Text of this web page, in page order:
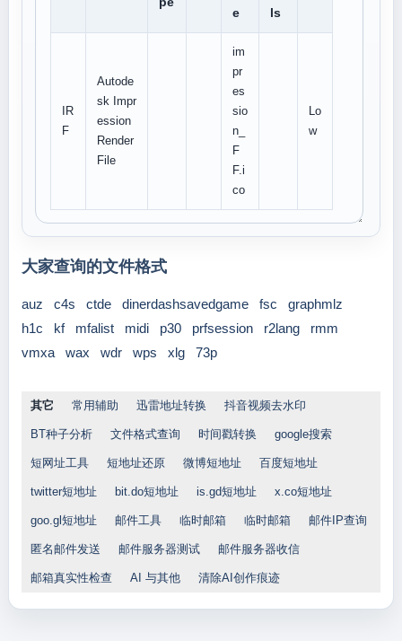
e
ls
IR
F
Autode
sk Impr
ession
Render
File
im
pr
es
sio
n_
F
F.i
co
Lo
w
大家查询的文件格式
auz c4s ctde dinerdashsavedgame fsc
graphmlz
h1c
kf mfalist midi p30 prfsession r2lang
rmm
vmxa
wax wdr wps xlg 73p
其它 常用辅助 迅雷地址转换 抖音视频去水印
BT种子分析 文件格式查询 时间戳转换 google搜索
短网址工具 短地址还原 微博短地址 百度短地址
twitter短地址 bit.do短地址 is.gd短地址 x.co短地址
goo.gl短地址 邮件工具 临时邮箱 临时邮箱 邮件IP查询
匿名邮件发送 邮件服务器测试 邮件服务器收信
邮箱真实性检查 AI 与其他 清除AI创作痕迹